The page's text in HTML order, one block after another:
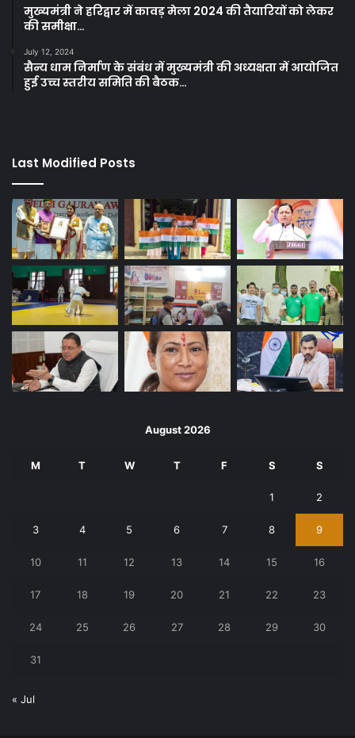
मुख्यमंत्री ने हरिद्वार में कावड़ मेला 2024 की तैयारियों को लेकर
की समीक्षा…
July 12, 2024
सैन्य धाम निर्माण के संबंध में मुख्यमंत्री की अध्यक्षता में आयोजित
हुई उच्च स्तरीय समिति की बैठक…
Last Modified Posts
August 2026
M T W T F S S
1 2
3 4 5 6 7 8 9
10 11 12 13 14 15 16
17 18 19 20 21 22 23
24 25 26 27 28 29 30
31
« Jul